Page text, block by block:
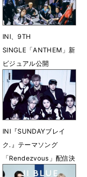
INI、9TH
SINGLE「ANTHEM」新
ビジュアル公開
7月31日 23時10分
INI『SUNDAYブレイ
ク.』テーマソング
「Rendezvous」配信決
定